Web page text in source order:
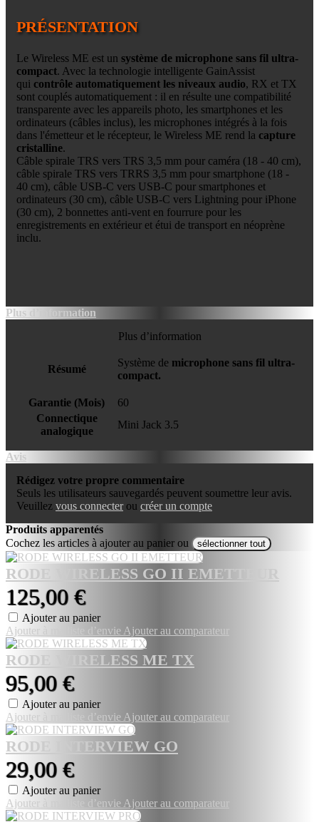
PRÉSENTATION
Le Wireless ME est un système de microphone sans fil ultra-
compact. Avec la technologie intelligente GainAssist
qui contrôle automatiquement les niveaux audio, RX et TX
sont couplés automatiquement : il en résulte une compatibilité
transparente avec les appareils photo, les smartphones et les
ordinateurs (câbles inclus), les microphones intégrés à la fois
dans l'émetteur et le récepteur, le Wireless ME rend la capture
cristalline.
Câble spirale TRS vers TRS 3,5 mm pour caméra (18 - 40 cm),
câble spirale TRS vers TRRS 3,5 mm pour smartphone (18 -
40 cm), câble USB-C vers USB-C pour smartphones et
ordinateurs (30 cm), câble USB-C vers Lightning pour iPhone
(30 cm), 2 bonnettes anti-vent en fourrure pour les
enregistrements en extérieur et étui de transport en néoprène
inclu.
Plus d’information
Plus d’information
Résumé
Système de microphone sans fil ultra-
compact.
Garantie (Mois)
60
Connectique
analogique
Mini Jack 3.5
Avis
Rédigez votre propre commentaire
Seuls les utilisateurs sauvegardés peuvent soumettre leur avis.
Veuillez vous connecterou créer un compte
Produits apparentés
Cochez les articles à ajouter au panier ou
sélectionner tout
RODE WIRELESS GO II EMETTEUR
125,00 €
Ajouter au panier
Ajouter à ma liste d’envie Ajouter au comparateur
RODE WIRELESS ME TX
95,00 €
Ajouter au panier
Ajouter à ma liste d’envie Ajouter au comparateur
RODE INTERVIEW GO
29,00 €
Ajouter au panier
Ajouter à ma liste d’envie Ajouter au comparateur